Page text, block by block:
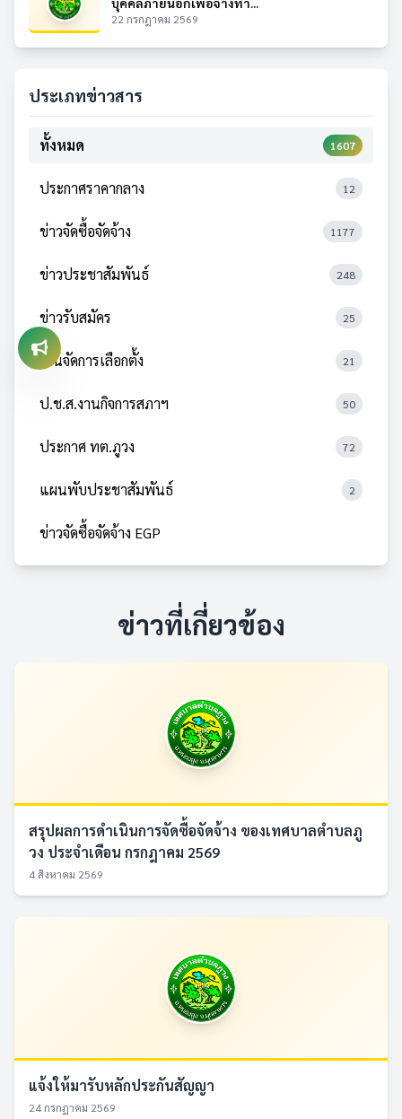
22 กรกฎาคม 2569
ประเภทข่าวสาร
ทั้งหมด 1607
ประกาศราคากลาง 12
ข่าวจัดซื้อจัดจ้าง 1177
ข่าวประชาสัมพันธ์ 248
ข่าวรับสมัคร 25
งานจัดการเลือกตั้ง 21
ป.ช.ส.งานกิจการสภาฯ 50
ประกาศ ทต.ภูวง 72
แผนพับประชาสัมพันธ์ 2
ข่าวจัดซื้อจัดจ้าง EGP
ข่าวที่เกี่ยวข้อง
สรุปผลการดำเนินการจัดซื้อจัดจ้าง ของเทศบาลตำบลภู
วง ประจำเดือน กรกฎาคม 2569
4 สิงหาคม 2569
แจ้งให้มารับหลักประกันสัญญา
24 กรกฎาคม 2569